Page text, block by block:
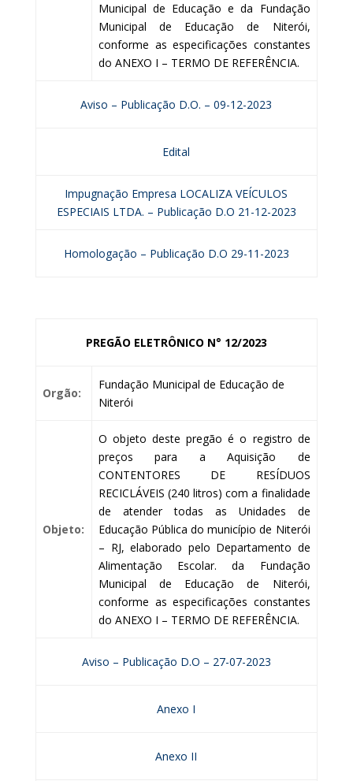
Municipal de Educação e da Fundação
Municipal de Educação de Niterói,
conforme as especificações constantes
do ANEXO I – TERMO DE REFERÊNCIA.
Aviso – Publicação D.O. – 09-12-2023
Edital
Impugnação Empresa LOCALIZA VEÍCULOS
ESPECIAIS LTDA. – Publicação D.O 21-12-2023
Homologação – Publicação D.O 29-11-2023
PREGÃO ELETRÔNICO N° 12/2023
Orgão:
Fundação Municipal de Educação de
Niterói
Objeto:
O objeto deste pregão é o registro de
preços para a Aquisição de
CONTENTORES DE RESÍDUOS
RECICLÁVEIS (240 litros) com a finalidade
de atender todas as Unidades de
Educação Pública do município de Niterói
– RJ, elaborado pelo Departamento de
Alimentação Escolar. da Fundação
Municipal de Educação de Niterói,
conforme as especificações constantes
do ANEXO I – TERMO DE REFERÊNCIA.
Aviso – Publicação D.O – 27-07-2023
Anexo I
Anexo II